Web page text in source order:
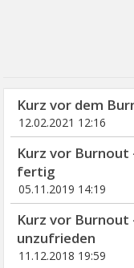
Kurz vor dem
12.02.2021 12:16
Kurz vor
fertig
05.11.2019 14:19
Kurz vor Burnout
unzufrieden
11.12.2018 19:59